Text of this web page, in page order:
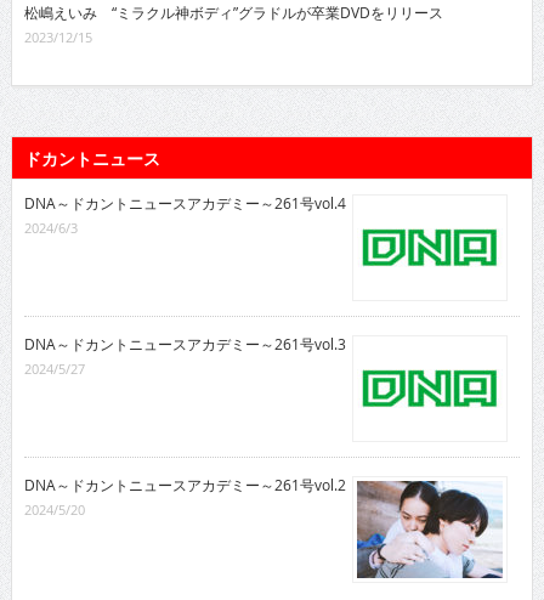
松嶋えいみ “ミラクル神ボディ”グラドルが卒業DVDをリリース
2023/12/15
ドカントニュース
DNA～ドカントニュースアカデミー～261号vol.4
2024/6/3
DNA～ドカントニュースアカデミー～261号vol.3
2024/5/27
DNA～ドカントニュースアカデミー～261号vol.2
2024/5/20